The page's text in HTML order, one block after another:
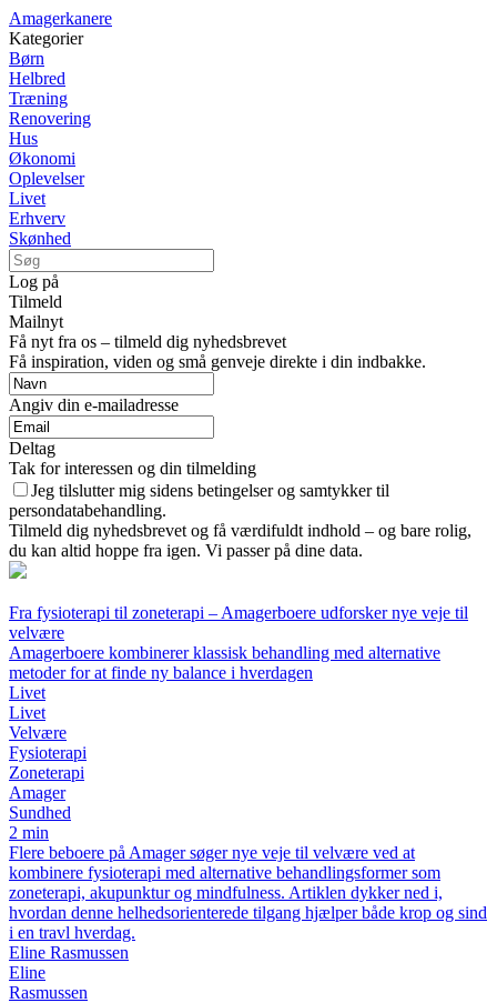
Amagerkanere
Kategorier
Børn
Helbred
Træning
Renovering
Hus
Økonomi
Oplevelser
Livet
Erhverv
Skønhed
Log på
Tilmeld
Mailnyt
Få nyt fra os – tilmeld dig nyhedsbrevet
Få inspiration, viden og små genveje direkte i din indbakke.
Angiv din e-mailadresse
Deltag
Tak for interessen og din tilmelding
Jeg tilslutter mig sidens betingelser og samtykker til
persondatabehandling.
Tilmeld dig nyhedsbrevet og få værdifuldt indhold – og bare rolig,
du kan altid hoppe fra igen. Vi passer på dine data.
Fra fysioterapi til zoneterapi – Amagerboere udforsker nye veje til
velvære
Amagerboere kombinerer klassisk behandling med alternative
metoder for at finde ny balance i hverdagen
Livet
Livet
Velvære
Fysioterapi
Zoneterapi
Amager
Sundhed
2 min
Flere beboere på Amager søger nye veje til velvære ved at
kombinere fysioterapi med alternative behandlingsformer som
zoneterapi, akupunktur og mindfulness. Artiklen dykker ned i,
hvordan denne helhedsorienterede tilgang hjælper både krop og sind
i en travl hverdag.
Eline Rasmussen
Eline
Rasmussen